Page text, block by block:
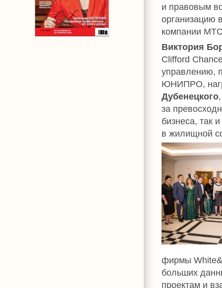
и правовым
организацию
компании
Виктория
Clifford
управлению,
ЮНИПРО,
Дубенецкого
за
бизнеса, так
в жилищной
фирмы
больших
проектам и